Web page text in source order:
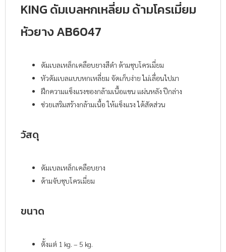
KING ดัมเบลหกเหลี่ยม ด้ามโครเมี่ยม
หัวยาง AB6047
ดัมเบลเหล็กเคลือบยางสีดำ ด้ามชุบโครเมี่ยม
หัวดัมเบลแบบหกเหลี่ยม จัดเก็บง่าย ไม่เลื่อนไปมา
ฝึกความแข็งแรงของกล้ามเนื้อแขน แผ่นหลัง ปีกล่าง
ช่วยเสริมสร้างกล้ามเนื้อ ให้แข็งแรง ได้สัดส่วน
วัสดุ
ดัมเบลเหล็กเคลือบยาง
ด้ามจับชุบโครเมี่ยม
ขนาด
ตั้งแต่ 1 kg. – 5 kg.